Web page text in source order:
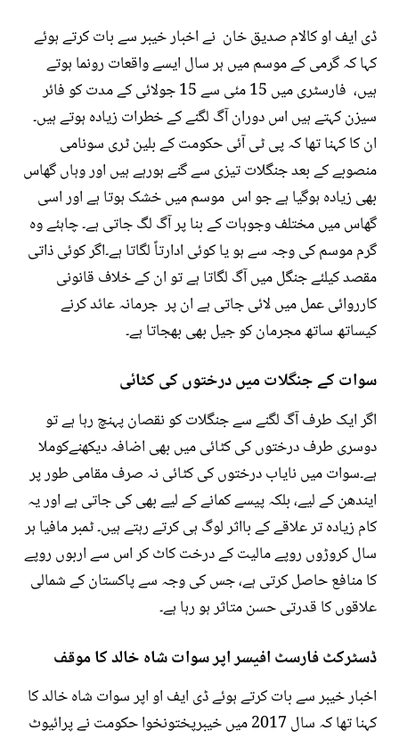
ڈی ایف او کالام صدیق خان نے اخبار خیبر سے بات کرتے ہوئے
کہا کہ گرمی کے موسم میں ہر سال ایسے واقعات رونما ہوتے
ہیں، فارسٹری میں 15 مئی سے 15 جولائی کے مدت کو فائر
سیزن کہتے ہیں اس دوران آگ لگنے کے خطرات زیادہ ہوتے ہیں۔
ان کا کہنا تھا کہ پی ٹی آئی حکومت کے بلین ٹری سونامی
منصوبے کے بعد جنگلات تیزی سے گنے ہورہے ہیں اور وہاں گھاس
بھی زیادہ ہوگیا ہے جو اس موسم میں خشک ہوتا ہے اور اسی
گھاس میں مختلف وجوہات کے بنا پر آگ لگ جاتی ہے۔ چاہئے وہ
گرم موسم کی وجہ سے ہو یا کوئی ادارتاً لگاتا ہے۔اگر کوئی ذاتی
مقصد کیلئے جنگل میں آگ لگاتا ہے تو ان کے خلاف قانونی
کارروائی عمل میں لائی جاتی ہے ان پر جرمانہ عائد کرنے
کیساتھ ساتھ مجرمان کو جیل بھی بھجاتا ہے۔
سوات کے جنگلات میں درختوں کی کٹائی
اگر ایک طرف آگ لگنے سے جنگلات کو نقصان پہنچ رہا ہے تو
دوسری طرف درختوں کی کٹائی میں بھی اضافہ دیکھنےکوملا
ہے۔سوات میں نایاب درختوں کی کٹائی نہ صرف مقامی طور پر
ایندھن کے لیے، بلکہ پیسے کمانے کے لیے بھی کی جاتی ہے اور یہ
کام زیادہ تر علاقے کے بااثر لوگ ہی کرتے رہتے ہیں۔ ٹمبر مافیا ہر
سال کروڑوں روپے مالیت کے درخت کاٹ کر اس سے اربوں روپے
کا منافع حاصل کرتی ہے، جس کی وجہ سے پاکستان کے شمالی
علاقوں کا قدرتی حسن متاثر ہو رہا ہے۔
ڈسٹرکٹ فارسٹ افیسر اپر سوات شاہ خالد کا موقف
اخبار خیبر سے بات کرتے ہوئے ڈی ایف او اپر سوات شاہ خالد کا
کہنا تھا کہ سال 2017 میں خیبرپختونخوا حکومت نے پرائیوٹ